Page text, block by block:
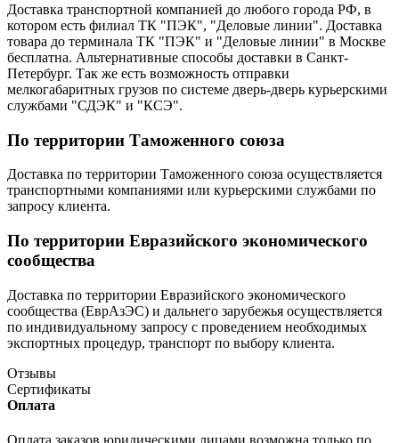
Доставка транспортной компанией до любого города РФ, в
котором есть филиал ТК "ПЭК", "Деловые линии". Доставка
товара до терминала ТК "ПЭК" и "Деловые линии" в Москве
бесплатна. Альтернативные способы доставки в Санкт-
Петербург. Так же есть возможность отправки
мелкогабаритных грузов по системе дверь-дверь курьерскими
службами "СДЭК" и "КСЭ".
По территории Таможенного союза
Доставка по территории Таможенного союза осуществляется
транспортными компаниями или курьерскими службами по
запросу клиента.
По территории Евразийского экономического
сообщества
Доставка по территории Евразийского экономического
сообщества (ЕврАзЭС) и дальнего зарубежья осуществляется
по индивидуальному запросу с проведением необходимых
экспортных процедур, транспорт по выбору клиента.
Отзывы
Сертификаты
Оплата
Оплата заказов юридическими лицами возможна только по